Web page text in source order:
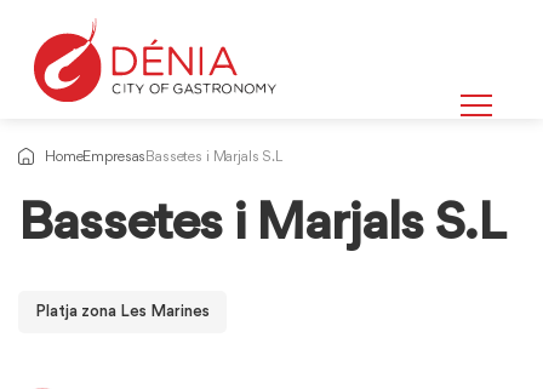
HomeEmpresas Bassetes i Marjals S.L
Bassetes i Marjals S.L
Platja zona Les Marines